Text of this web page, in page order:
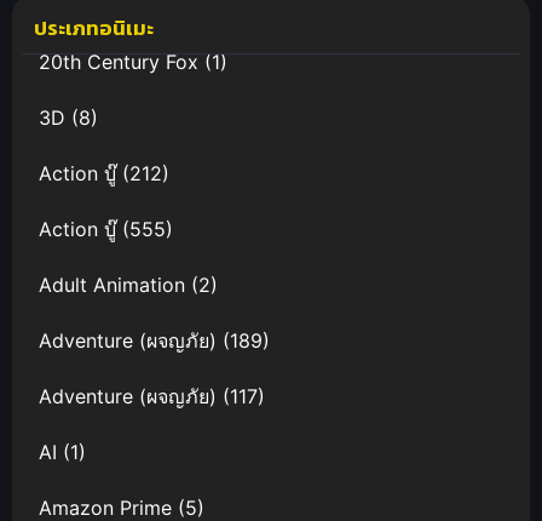
การ์เดี้ยน เซ
เลอร์ มูน อีเท
อร์นัล เดอะ
ไทย
ประเภทอนิเมะ
20th Century Fox(1)
3D (8)
Action บู๊(212)
Action บู๊(555)
Adult Animation (2)
Adventure (ผจญภัย) (189)
Adventure (ผจญภัย) (117)
AI (1)
Amazon Prime (5)